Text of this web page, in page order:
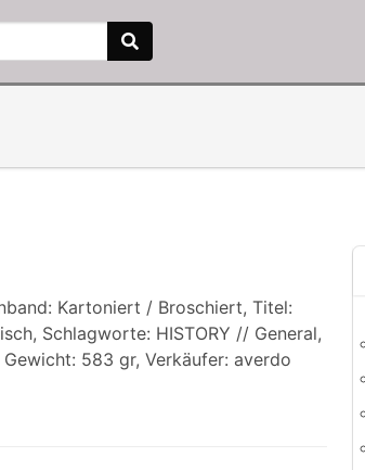
Kartoniert / Broschiert, Titel:
Schlagworte: HISTORY // General,
583 gr, Verkäufer: averdo